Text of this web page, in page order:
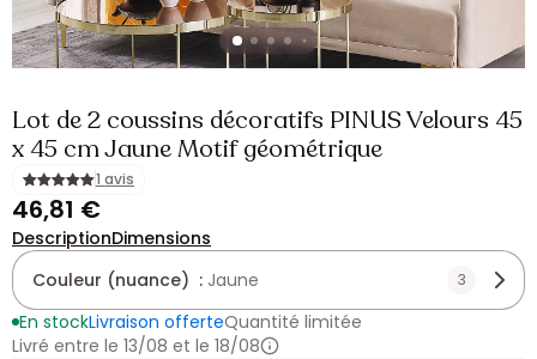
Lot de 2 coussins décoratifs PINUS Velours 45
x 45 cm Jaune Motif géométrique
1 avis
46,81 €
DescriptionDimensions
Couleur (nuance) : Jaune 3
En stockLivraison offerteQuantité limitée
Livré entre le 13/08 et le 18/08